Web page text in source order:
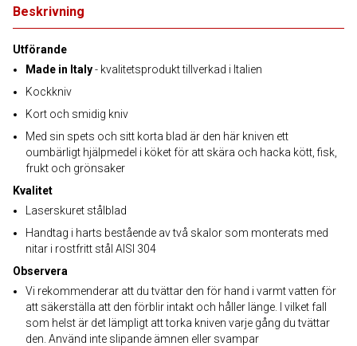
Beskrivning
Utförande
Made in Italy- kvalitetsprodukt tillverkad i Italien
Kockkniv
Kort och smidig kniv
Med sin spets och sitt korta blad är den här kniven ett
oumbärligt hjälpmedel i köket för att skära och hacka kött, fisk,
frukt och grönsaker
Kvalitet
Laserskuret stålblad
Handtag i harts bestående av två skalor som monterats med
nitar i rostfritt stål AISI 304
Observera
Vi rekommenderar att du tvättar den för hand i varmt vatten för
att säkerställa att den förblir intakt och håller länge. I vilket fall
som helst är det lämpligt att torka kniven varje gång du tvättar
den. Använd inte slipande ämnen eller svampar